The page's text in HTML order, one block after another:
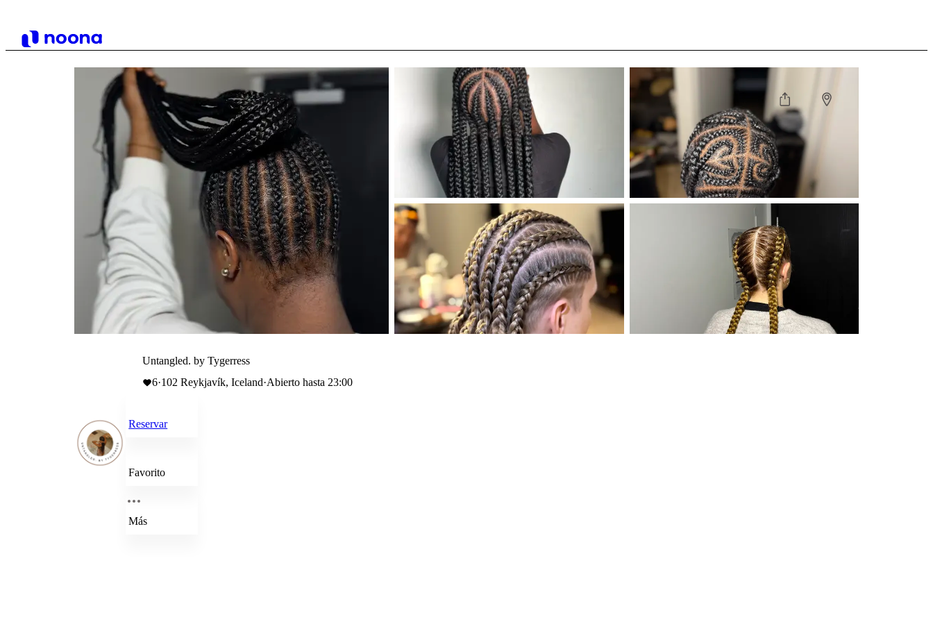
Untangled. by Tygerress
6·102 Reykjavík, Iceland·Abierto hasta 23:00
Reservar
Favorito
Más